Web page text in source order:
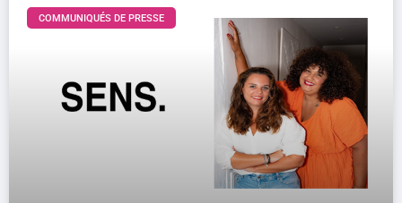
COMMUNIQUÉS DE PRESSE